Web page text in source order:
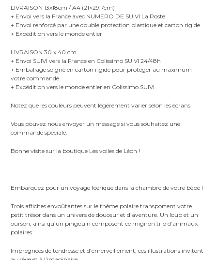
LIVRAISON 13x18cm / A4 (21×29,7cm)
+ Envoi vers la France avec NUMERO DE SUIVI La Poste.
+ Envoi renforcé par une double protection plastique et carton rigide.
+ Expédition vers le monde entier
LIVRAISON 30 x 40 cm
+ Envoi SUIVI vers la France en Colissimo SUIVI 24/48h
+ Emballage soigné en carton rigide pour protéger au maximum
votre commande
+ Expédition vers le monde entier en Colissimo SUIVI
Notez que les couleurs peuvent légèrement varier selon les écrans.
Vous pouvez nous envoyer un message si vous souhaitez une
commande spéciale.
Bonne visite sur la boutique Les voiles de Léon !
Embarquez pour un voyage féerique dans la chambre de votre bébé !
Trois affiches envoûtantes sur le thème polaire transportent votre
petit trésor dans un univers de douceur et d’aventure. Un loup et un
ourson, ainsi qu’un pingouin composent ce mignon trio d’animaux
polaires.
Imprégnées de tendresse et d’émerveillement, ces illustrations invitent